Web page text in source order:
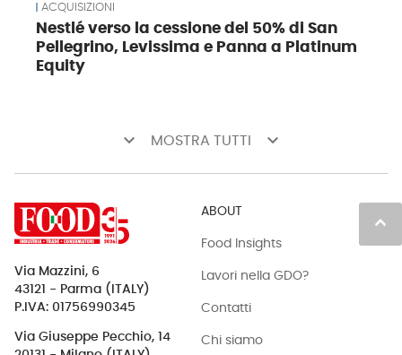
ACQUISIZIONI
Nestlé verso la cessione del 50% di San
Pellegrino, Levissima e Panna a Platinum
Equity
keyboard_arrow_down MOSTRA TUTTI keyboard_arrow_down
keyboard_arrow_up
Via Mazzini, 6
43121 - Parma (ITALY)
P.IVA: 01756990345
Via Giuseppe Pecchio, 14
ABOUT
Food Insights
Lavori nella GDO?
Contatti
Chi siamo